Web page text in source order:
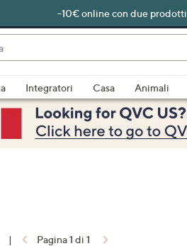
-10€ online con due prodotti
Integratori Casa Animali
| Pagina 1 di 1